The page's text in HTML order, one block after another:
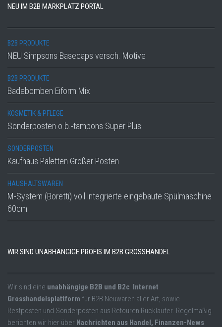
NEU IM B2B MARKPLATZ PORTAL
B2B PRODUKTE
NEU Simpsons Basecaps versch. Motive
B2B PRODUKTE
Badebomben Eiform Mix
KOSMETIK & PFLEGE
Sonderposten o.b.-tampons Super Plus
SONDERPOSTEN
Kaufhaus Paletten Großer Posten
HAUSHALTSWAREN
M-System (Boretti) voll integrierte eingebaute Spülmaschine
60cm
WIR SIND UNABHÄNGIGE PROFIS IM B2B GROSSHANDEL
Wir sind eine unabhängige B2B und B2c Internet
Grosshandelsplattform für B2B Neuwaren aller Art, sowie
Restposten und Sonderposten aus Retouren Rückläufer. Regelmäßig
berichten wir hier über Nachrichten aus Handel, Finanzen-News